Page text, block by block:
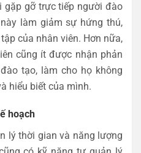
gặp gỡ trực tiếp người đào
làm giảm sự hứng thú,
của nhân viên. Hơn nữa,
cũng ít được nhận phản
tạo, làm cho họ không
hiểu biết của mình.
hoạch
lý thời gian và năng lượng